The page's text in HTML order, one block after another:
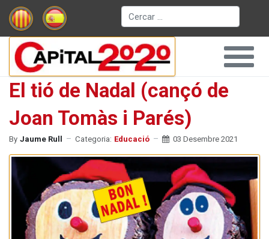
Cerca
El tió de Nadal (cançó de
Joan Tomàs i Parés)
By Jaume Rull Categoria: Educació 03 Desembre 2021